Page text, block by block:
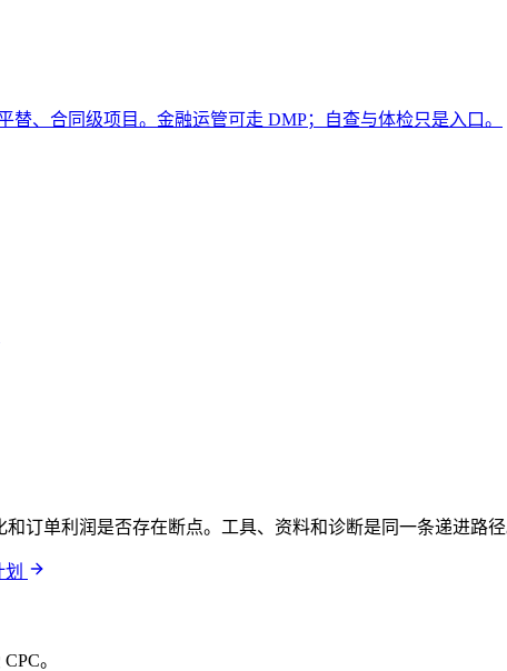
、合同级项目。金融运管可走 DMP；自查与体检只是入口。
订单利润是否存在断点。工具、资料和诊断是同一条递进路径
。